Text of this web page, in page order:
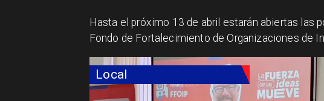
Local
​Hasta el próximo 13 de abril estarán abiertas las
Fondo de Fortalecimiento de Organizaciones de